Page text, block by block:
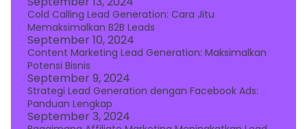
Cold Calling Lead Generation: Cara Jitu
Memaksimalkan B2B Leads
September 10, 2024
Content Marketing Lead Generation: Maksimalkan
Potensi Bisnis
September 9, 2024
Strategi Lead Generation dengan Facebook Ads:
Panduan Lengkap
September 3, 2024